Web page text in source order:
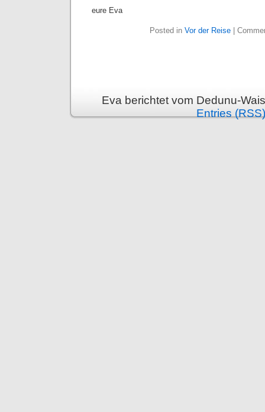
eure Eva
Posted in Vor der Reise|
Eva berichtet vom Dedunu-
Entries (RSS)